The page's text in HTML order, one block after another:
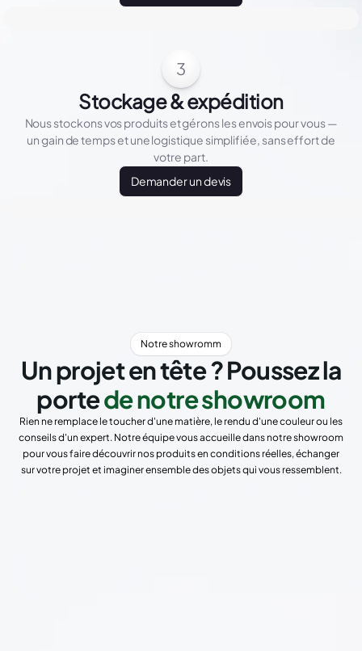
3
Stockage & expédition
Nous stockons vos produits et gérons les envois pour vous —
un gain de temps et une logistique simplifiée, sans effort de
votre part.
Demander un devis
Notre showromm
Un projet en tête ? Poussez la
portede notre showroom
Rien ne remplace le toucher d'une matière, le rendu d'une couleur ou les
conseils d'un expert. Notre équipe vous accueille dans notre showroom
pour vous faire découvrir nos produits en conditions réelles, échanger
sur votre projet et imaginer ensemble des objets qui vous ressemblent.